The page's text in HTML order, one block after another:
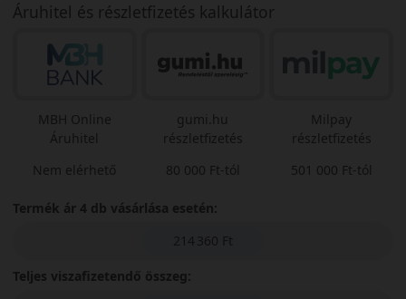
Áruhitel és részletfizetés kalkulátor
MBH Online
Áruhitel
Nem elérhető
gumi.hu
részletfizetés
80 000 Ft-tól
Milpay
részletfizetés
501 000 Ft-tól
Termék ár 4 db vásárlása esetén:
214 360 Ft
Teljes viszafizetendő összeg: